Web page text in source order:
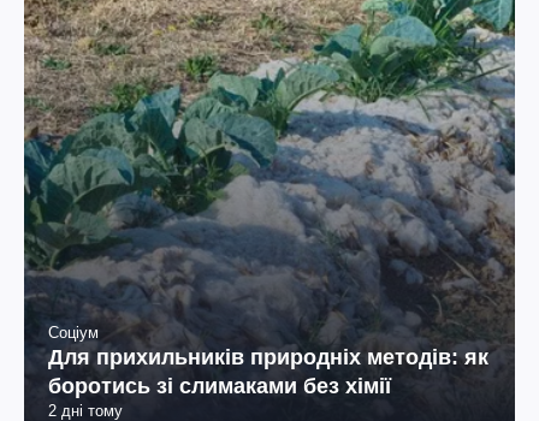
Соціум
Для прихильників природніх методів: як
боротись зі слимаками без хімії
2 дні тому